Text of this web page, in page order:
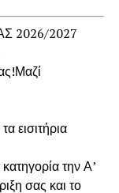
2026/2027
εισιτήρια
την Α’
σας και το